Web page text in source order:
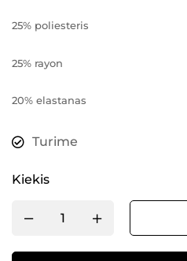
25% poliesteris
25% rayon
20% elastanas
Turime
Kiekis